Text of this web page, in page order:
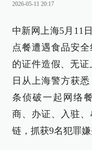
2026-05-11 20:17
中新网上海5月11
点餐遭遇食品安
的证件造假、无
日从上海警方获
条侦破一起网络
商、办证、入驻
链，抓获9名犯罪嫌